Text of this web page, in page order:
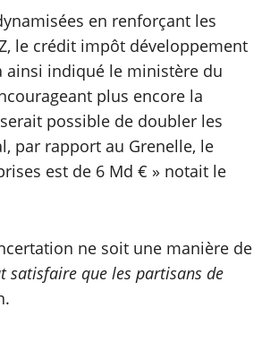
en renforçant les
le crédit impôt développement
ainsi indiqué le ministère du
plus encore la
possible de doubler les
par rapport au Grenelle, le
est de 6 Md € » notait le
ne soit une manière de
satisfaire que les partisans de